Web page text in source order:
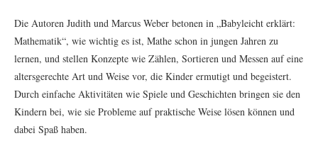
Die Autoren Judith und Marcus Weber betonen in „Babyleicht erklärt:
Mathematik“, wie wichtig es ist, Mathe schon in jungen Jahren zu
lernen, und stellen Konzepte wie Zählen, Sortieren und Messen auf eine
altersgerechte Art und Weise vor, die Kinder ermutigt und begeistert.
Durch einfache Aktivitäten wie Spiele und Geschichten bringen sie den
Kindern bei, wie sie Probleme auf praktische Weise lösen können und
dabei Spaß haben.